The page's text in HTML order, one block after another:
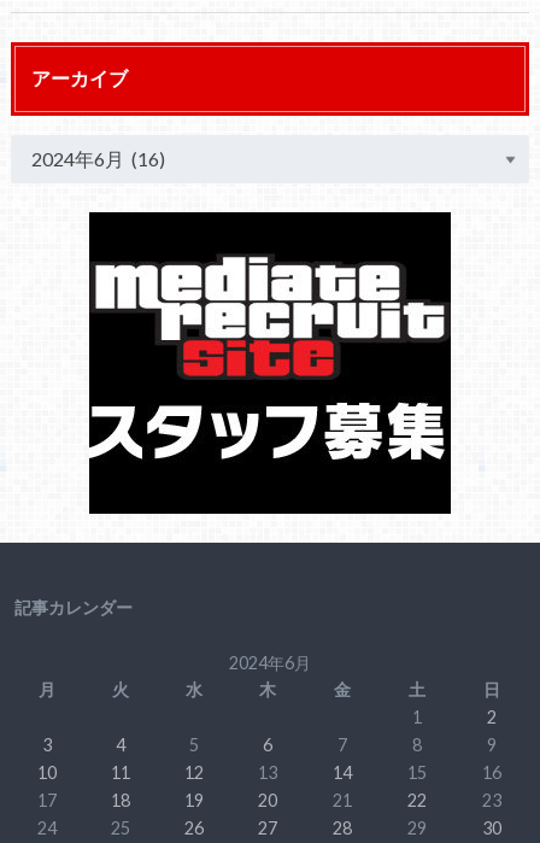
アーカイブ
記事カレンダー
2024年6月
月
火 水 木 金 土
日
1
2
3
4 5 6 7 8
9
10
11 12 13 14 15
16
17
18 19 20 21 22
23
24
25 26 27 28 29 30